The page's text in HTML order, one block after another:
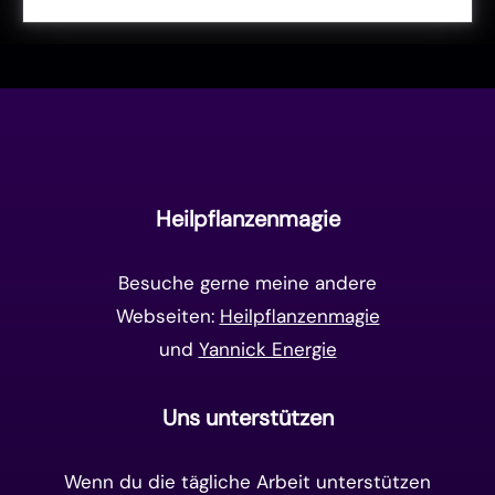
Heilpflanzenmagie
Besuche gerne meine andere
Webseiten: Heilpflanzenmagie
und Yannick Energie
Uns unterstützen
Wenn du die tägliche Arbeit unterstützen